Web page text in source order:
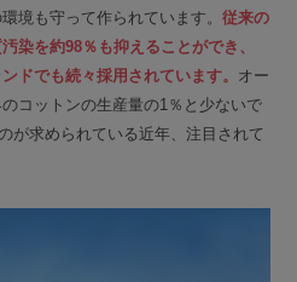
境も守って作られています。従来の
染を約98％も抑えることができ、
ドでも続々採用されています。 オー
コットンの生産量の1％と少ないで
が求められている近年、注目されて